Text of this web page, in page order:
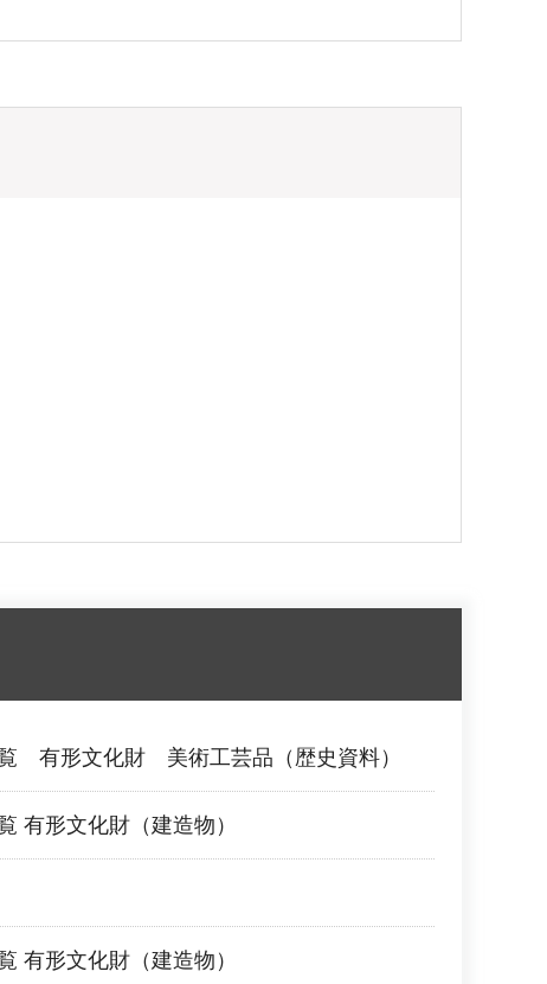
有形文化財 美術工芸品（歴史資料）
有形文化財（建造物）
有形文化財（建造物）